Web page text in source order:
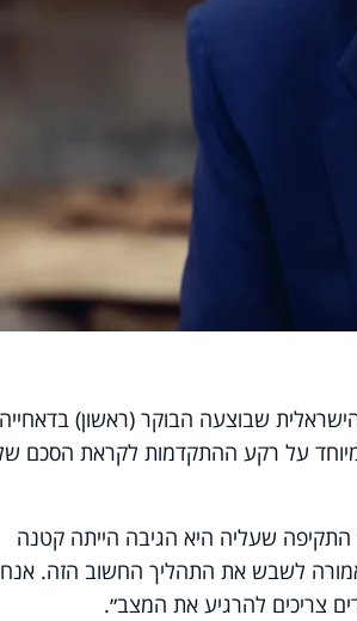
שבוצעה הבוקר (ראשון) בדאחייה
על רקע ההתקדמות לקראת הסכם
התקיפה שעליה היא הגיבה הייתה קטנה
לשבש את התהליך החשוב הזה.
צריכים להרגיע את המצב״.